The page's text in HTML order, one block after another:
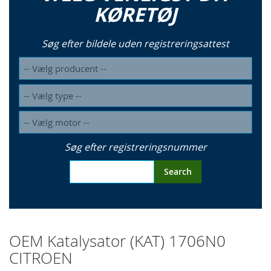
KØRETØJ
Søg efter bildele uden registreringsattest
Søg efter registreringsnummer
Search
OEM Katalysator (KAT) 1706N0
CITROEN